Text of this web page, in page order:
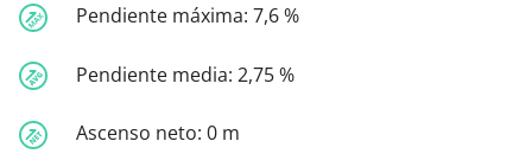
Pendiente máxima: 7,6 %
Pendiente media: 2,75 %
Ascenso neto: 0 m